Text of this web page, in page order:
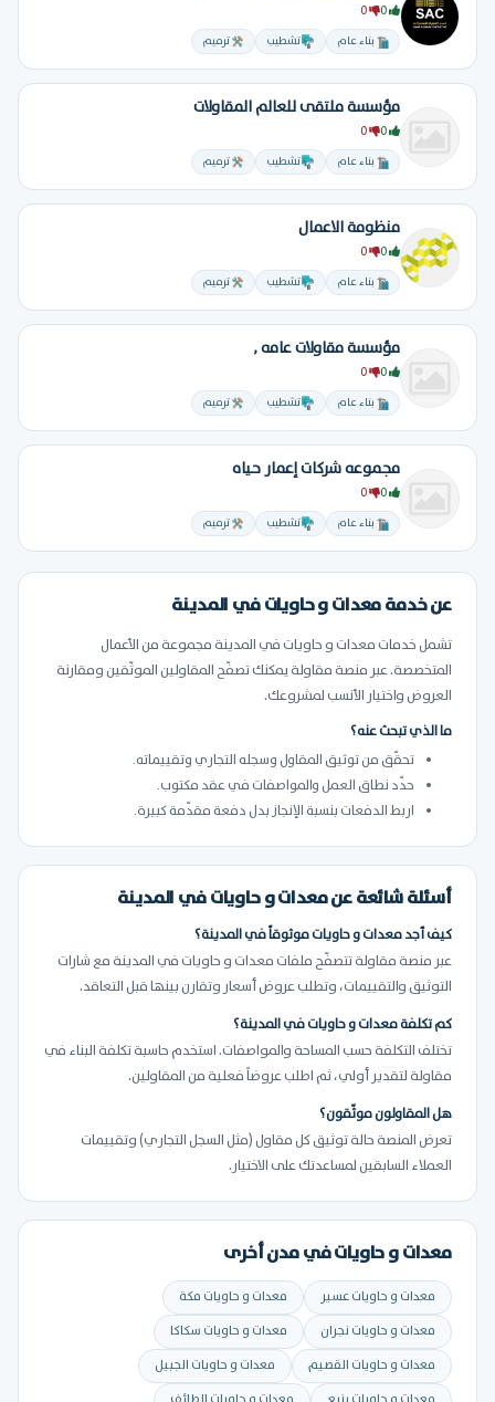
بناء عام تشطيب ترميم
مؤسسة ملتقى للعالم المقاولات
بناء عام تشطيب ترميم
منظومة الاعمال
بناء عام تشطيب ترميم
مؤسسة مقاولات عامه ,
بناء عام تشطيب ترميم
مجموعه شركات إعمار حياه
بناء عام تشطيب ترميم
عن خدمة معدات و حاويات في المدينة
تشمل خدمات معدات و حاويات في المدينة مجموعة من الأعمال
المتخصصة. عبر منصة مقاولة يمكنك تصفّح المقاولين الموثّقين ومقارنة
العروض واختيار الأنسب لمشروعك.
ما الذي تبحث عنه؟
تحقّق من توثيق المقاول وسجله التجاري وتقييماته.
حدّد نطاق العمل والمواصفات في عقد مكتوب.
اربط الدفعات بنسبة الإنجاز بدل دفعة مقدّمة كبيرة.
أسئلة شائعة عن معدات و حاويات في المدينة
كيف أجد معدات و حاويات موثوقاً في المدينة؟
عبر منصة مقاولة تتصفّح ملفات معدات و حاويات في المدينة مع شارات
التوثيق والتقييمات، وتطلب عروض أسعار وتقارن بينها قبل التعاقد.
كم تكلفة معدات و حاويات في المدينة؟
تختلف التكلفة حسب المساحة والمواصفات. استخدم حاسبة تكلفة البناء في
مقاولة لتقدير أولي، ثم اطلب عروضاً فعلية من المقاولين.
هل المقاولون موثّقون؟
تعرض المنصة حالة توثيق كل مقاول (مثل السجل التجاري) وتقييمات
العملاء السابقين لمساعدتك على الاختيار.
معدات و حاويات في مدن أخرى
معدات و حاويات عسير
معدات و حاويات مكة
معدات و حاويات نجران
معدات و حاويات سكاكا
معدات و حاويات القصيم
معدات و حاويات الجبيل